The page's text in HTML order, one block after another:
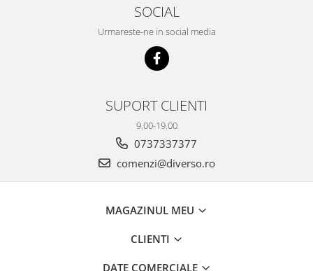
SOCIAL
Urmareste-ne in social media
SUPORT CLIENTI
9.00-19.00
0737337377
comenzi@diverso.ro
MAGAZINUL MEU
CLIENTI
DATE COMERCIALE